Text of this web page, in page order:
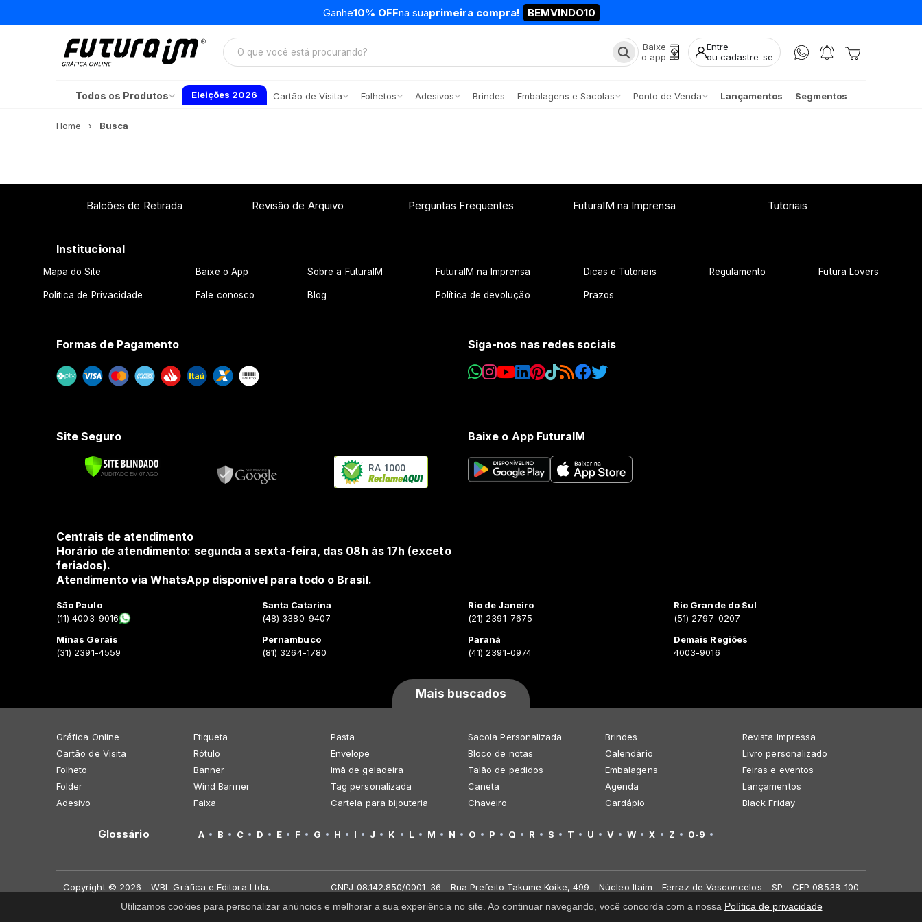
Ganhe10% OFFna suaprimeira compra! BEMVINDO10
Baixe
o app
Entre
ou cadastre-se
Todos os Produtos Eleições 2026 Cartão de Visita Folhetos Adesivos Brindes Embalagens e Sacolas Ponto de Venda Lançamentos Segmentos
Home Busca
Balcões de Retirada Revisão de Arquivo Perguntas Frequentes FuturaIM na Imprensa Tutoriais
Institucional
Mapa do Site Baixe o App Sobre a FuturaIM FuturaIM na Imprensa Dicas e Tutoriais Regulamento Futura Lovers
Política de Privacidade Fale conosco Blog Política de devolução Prazos
Formas de Pagamento Siga-nos nas redes sociais
Site Seguro
RA 1000
Baixe o App FuturaIM
Centrais de atendimento
Horário de atendimento: segunda a sexta-feira, das 08h às 17h (exceto
feriados).
Atendimento via WhatsApp disponível para todo o Brasil.
São Paulo
(11) 4003-9016
Minas Gerais
(31) 2391-4559
Santa Catarina
(48) 3380-9407
Pernambuco
(81) 3264-1780
Rio de Janeiro
(21) 2391-7675
Paraná
(41) 2391-0974
Rio Grande do Sul
(51) 2797-0207
Demais Regiões
4003-9016
Mais buscados
Gráfica Online
Cartão de Visita
Folheto
Folder
Adesivo
Etiqueta
Rótulo
Banner
Wind Banner
Faixa
Pasta
Envelope
Imã de geladeira
Tag personalizada
Cartela para bijouteria
Sacola Personalizada
Bloco de notas
Talão de pedidos
Caneta
Chaveiro
Brindes
Calendário
Embalagens
Agenda
Cardápio
Revista Impressa
Livro personalizado
Feiras e eventos
Lançamentos
Black Friday
Glossário A B C D E F G H I J K L M N O P Q R S T U V W X Z 0-9
Copyright © 2026 - WBL Gráfica e Editora Ltda.
CNPJ 08.142.850/0001-36 - Rua Prefeito Takume Koike, 499 - Núcleo Itaim - Ferraz de Vasconcelos - SP - CEP 08538-100
Utilizamos cookies para personalizar anúncios e melhorar a sua experiência no site. Ao continuar navegando, você concorda com a nossa Política de privacidade